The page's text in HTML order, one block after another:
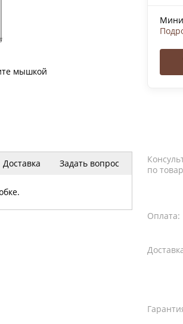
мышкой
Доставка Задать вопрос
по
Оплата: